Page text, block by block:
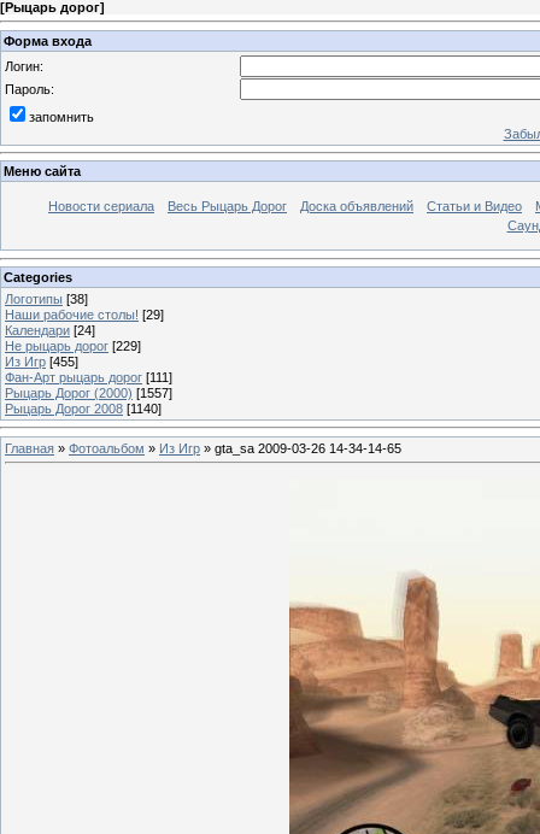
[Рыцарь дорог]
Форма входа
Логин:
Пароль:
запомнить
Меню сайта
Новости сериала Весь Рыцарь Дорог Доска объявлений Статьи и Видео
Categories
Логотипы [38]
Наши рабочие столы! [29]
Календари [24]
Не рыцарь дорог [229]
Из Игр [455]
Фан-Арт рыцарь дорог [111]
Рыцарь Дорог (2000) [1557]
Рыцарь Дорог 2008 [1140]
Главная » Фотоальбом » Из Игр » gta_sa 2009-03-26 14-34-14-65